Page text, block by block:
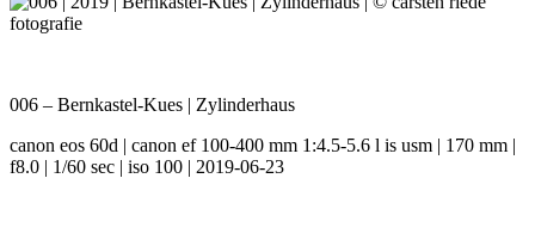
006 – Bernkastel-Kues | Zylinderhaus
canon eos 60d | canon ef 100-400 mm 1:4.5-5.6 l is usm | 170 mm |
f8.0 | 1/60 sec | iso 100 | 2019-06-23